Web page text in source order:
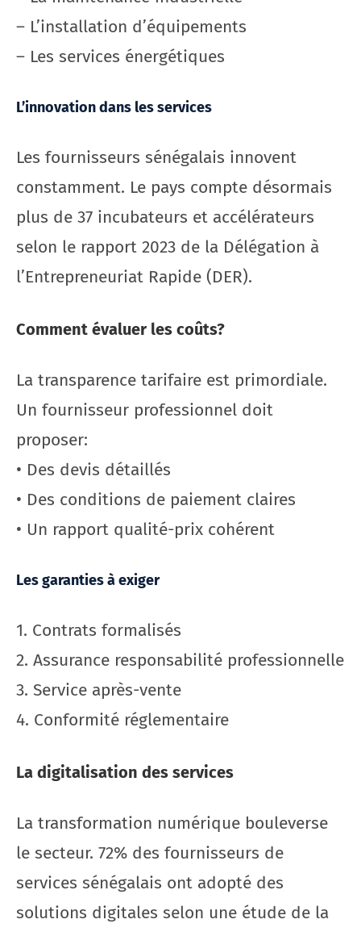
– L’installation d’équipements
– Les services énergétiques
L’innovation dans les services
Les fournisseurs sénégalais innovent
constamment. Le pays compte désormais
plus de 37 incubateurs et accélérateurs
selon le rapport 2023 de la Délégation à
l’Entrepreneuriat Rapide (DER).
Comment évaluer les coûts?
La transparence tarifaire est primordiale.
Un fournisseur professionnel doit
proposer:
• Des devis détaillés
• Des conditions de paiement claires
• Un rapport qualité-prix cohérent
Les garanties à exiger
1. Contrats formalisés
2. Assurance responsabilité professionnelle
3. Service après-vente
4. Conformité réglementaire
La digitalisation des services
La transformation numérique bouleverse
le secteur. 72% des fournisseurs de
services sénégalais ont adopté des
solutions digitales selon une étude de la